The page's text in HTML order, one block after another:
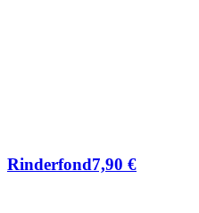
Rinderfond7,90 €